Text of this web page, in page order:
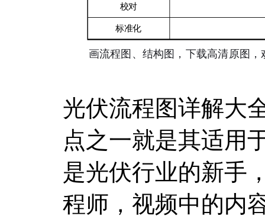
光伏流程图详解大
点之一就是其适用
是光伏行业的新手
程师，视频中的内